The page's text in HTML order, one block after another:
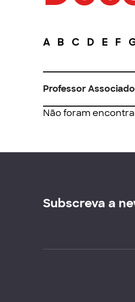
A B C D E F
Professor
Não foram
Subscreva a